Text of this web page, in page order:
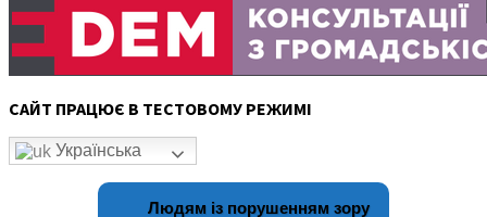
САЙТ ПРАЦЮЄ В ТЕСТОВОМУ РЕЖИМІ
Українська
Людям із порушенням зору